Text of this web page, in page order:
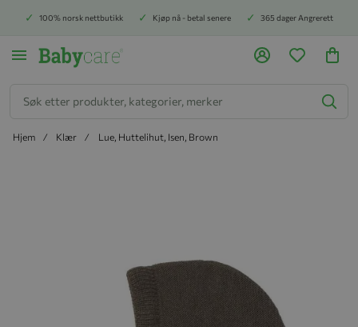
100% norsk nettbutikk Kjøp nå - betal senere 365 dager Angrerett
Hjem Klær Lue, Huttelihut, Isen, Brown